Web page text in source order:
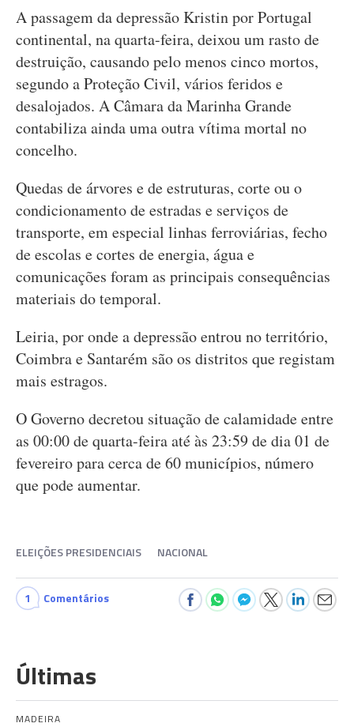
A passagem da depressão Kristin por Portugal
continental, na quarta-feira, deixou um rasto de
destruição, causando pelo menos cinco mortos,
segundo a Proteção Civil, vários feridos e
desalojados. A Câmara da Marinha Grande
contabiliza ainda uma outra vítima mortal no
concelho.
Quedas de árvores e de estruturas, corte ou o
condicionamento de estradas e serviços de
transporte, em especial linhas ferroviárias, fecho
de escolas e cortes de energia, água e
comunicações foram as principais consequências
materiais do temporal.
Leiria, por onde a depressão entrou no território,
Coimbra e Santarém são os distritos que registam
mais estragos.
O Governo decretou situação de calamidade entre
as 00:00 de quarta-feira até às 23:59 de dia 01 de
fevereiro para cerca de 60 municípios, número
que pode aumentar.
ELEIÇÕES PRESIDENCIAIS NACIONAL
1 Comentários
Últimas
MADEIRA